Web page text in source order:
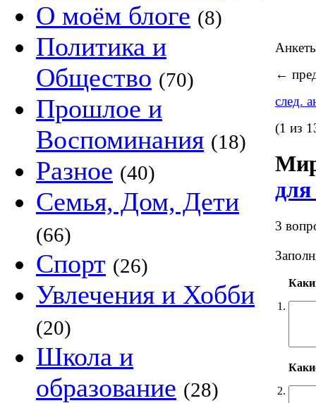
О моём блоге (8)
Политика и
Общество (70)
Прошлое и
Воспоминания (18)
Разное (40)
Семья, Дом, Дети
(66)
Спорт (26)
Увлечения и Хобби
(20)
Школа и
образование (28)
←
след.
(1 из
3
1.
2.